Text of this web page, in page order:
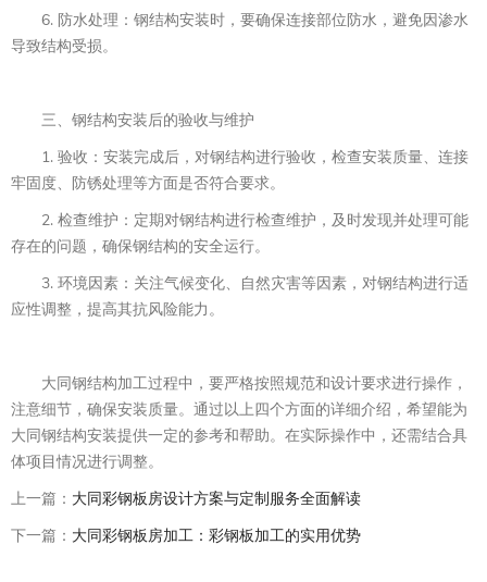
6. 防水处理：钢结构安装时，要确保连接部位防水，避免因渗水
导致结构受损。
三、钢结构安装后的验收与维护
1. 验收：安装完成后，对钢结构进行验收，检查安装质量、连接
牢固度、防锈处理等方面是否符合要求。
2. 检查维护：定期对钢结构进行检查维护，及时发现并处理可能
存在的问题，确保钢结构的安全运行。
3. 环境因素：关注气候变化、自然灾害等因素，对钢结构进行适
应性调整，提高其抗风险能力。
大同钢结构加工过程中，要严格按照规范和设计要求进行操作，
注意细节，确保安装质量。通过以上四个方面的详细介绍，希望能为
大同钢结构安装提供一定的参考和帮助。在实际操作中，还需结合具
体项目情况进行调整。
上一篇： 大同彩钢板房设计方案与定制服务全面解读
下一篇： 大同彩钢板房加工：彩钢板加工的实用优势